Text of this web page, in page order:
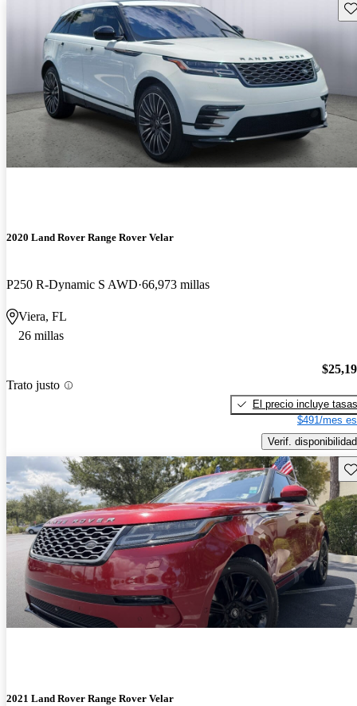
2020 Land Rover Range Rover Velar
P250 R-Dynamic S AWD 66,973 millas
Viera, FL
26 millas
Trato justo
El precio incluye tasas
$491/mes
Verif. disponibilidad
2021 Land Rover Range Rover Velar